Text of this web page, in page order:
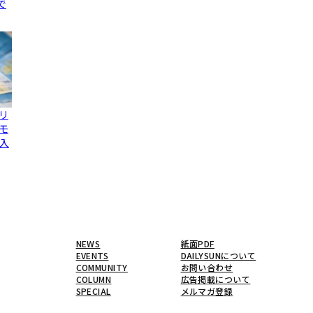
NEWS
EVENTS
COMMUNITY
COLUMN
SPECIAL
紙面PDF
DAILYSUNについて
お問い合わせ
広告掲載について
メルマガ登録